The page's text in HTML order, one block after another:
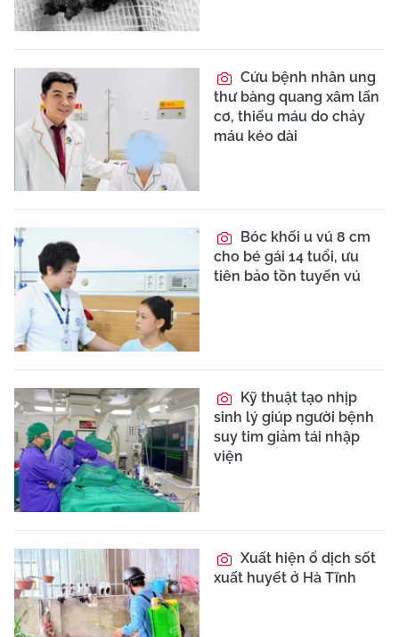
Cứu bệnh nhân ung
thư bàng quang xâm lấn
cơ, thiếu máu do chảy
máu kéo dài
Bóc khối u vú 8 cm
cho bé gái 14 tuổi, ưu
tiên bảo tồn tuyến vú
Kỹ thuật tạo nhịp
sinh lý giúp người bệnh
suy tim giảm tái nhập
viện
Xuất hiện ổ dịch sốt
xuất huyết ở Hà Tĩnh